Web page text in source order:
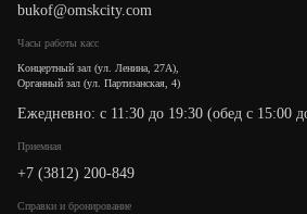
bukof@omskcity.com
Часы работы касс
Концертный зал (ул. Ленина, 27А),
Органный зал (ул. Партизанская, 4)
Ежедневно: с 11:30 до 19:30 (обед с 15:00
Приемная
+7 (3812) 200-849
Cправки и бронирование